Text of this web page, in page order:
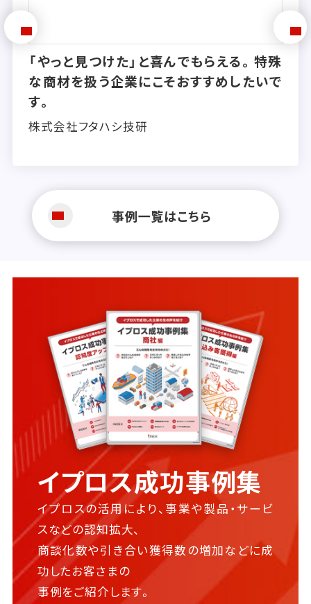
「やっと見つけた」と喜んでもらえる。特殊
な商材を扱う企業にこそおすすめしたいで
す。
株式会社フタハシ技研
事例一覧はこちら
イプロス成功事例集
イプロスの活用により、事業や製品・サービ
スなどの認知拡大、
商談化数や引き合い獲得数の増加などに成
功したお客さまの
事例をご紹介します。